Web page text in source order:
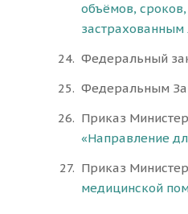
объёмов,
застрахованным
Федеральный
Федеральным
Приказ
«Направление
Приказ
медицинской